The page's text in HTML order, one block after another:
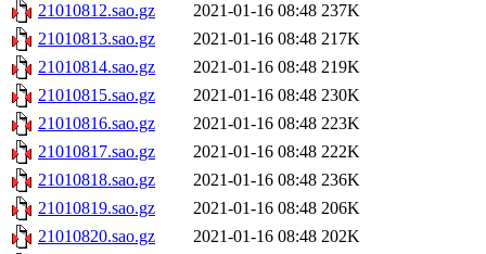
21010812.sao.gz
2021-01-16 08:48 237K
21010813.sao.gz
2021-01-16 08:48 217K
21010814.sao.gz
2021-01-16 08:48 219K
21010815.sao.gz
2021-01-16 08:48 230K
21010816.sao.gz
2021-01-16 08:48 223K
21010817.sao.gz
2021-01-16 08:48 222K
21010818.sao.gz
2021-01-16 08:48 236K
21010819.sao.gz
2021-01-16 08:48 206K
21010820.sao.gz
2021-01-16 08:48 202K